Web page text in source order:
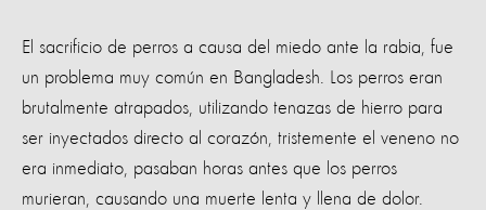
El sacrificio de perros a causa del miedo ante la rabia, fue
un problema muy común en Bangladesh. Los perros eran
brutalmente atrapados, utilizando tenazas de hierro para
ser inyectados directo al corazón, tristemente el veneno no
era inmediato, pasaban horas antes que los perros
murieran, causando una muerte lenta y llena de dolor.